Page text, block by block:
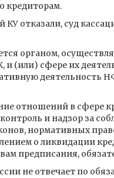
кредиторам.
отказали, суд
органом,
(или) сфере их
деятельность
отношений в сфере
и надзор за
нормативных
о ликвидации
предписания,
не отвечает по